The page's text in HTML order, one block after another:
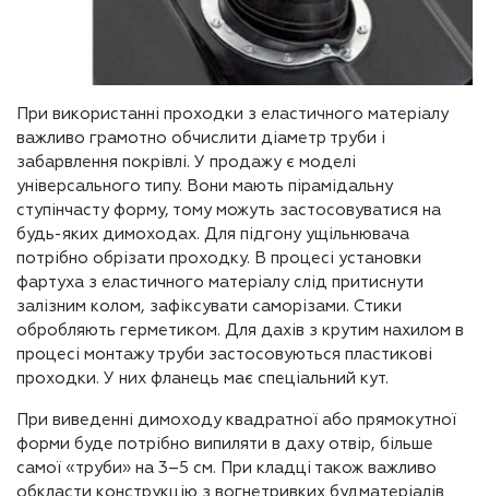
При використанні проходки з еластичного матеріалу
важливо грамотно обчислити діаметр труби і
забарвлення покрівлі. У продажу є моделі
універсального типу. Вони мають пірамідальну
ступінчасту форму, тому можуть застосовуватися на
будь-яких димоходах. Для підгону ущільнювача
потрібно обрізати проходку. В процесі установки
фартуха з еластичного матеріалу слід притиснути
залізним колом, зафіксувати саморізами. Стики
обробляють герметиком. Для дахів з крутим нахилом в
процесі монтажу труби застосовуються пластикові
проходки. У них фланець має спеціальний кут.
При виведенні димоходу квадратної або прямокутної
форми буде потрібно випиляти в даху отвір, більше
самої «труби» на 3–5 см. При кладці також важливо